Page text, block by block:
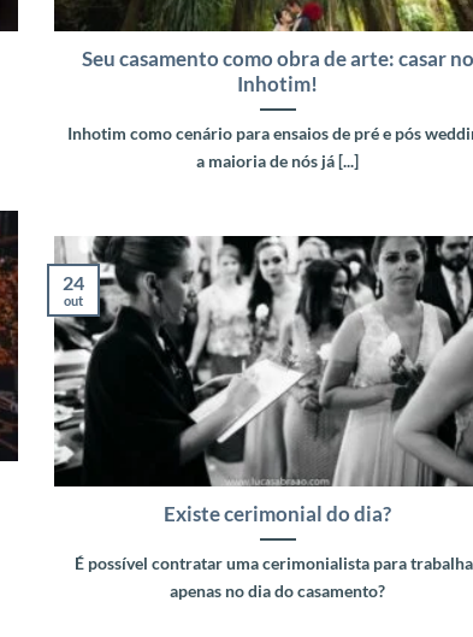
Seu casamento como obra de arte: casar no
Inhotim!
Inhotim como cenário para ensaios de pré e pós
a maioria de nós já [...]
Existe cerimonial do dia?
É possível contratar uma cerimonialista para
apenas no dia do casamento?
24
out